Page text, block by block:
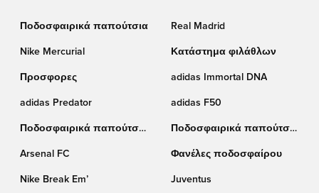
Ποδοσφαιρικά παπούτσια Real Madrid
Nike Mercurial Κατάστημα φιλάθλων
Προσφορες adidas Immortal DNA
adidas Predator adidas F50
Ποδοσφαιρικά παπούτσια
Ποδοσφαιρικά παπούτσια
Arsenal FC
Φανέλες ποδοσφαίρου
Nike Break Em’ Juventus